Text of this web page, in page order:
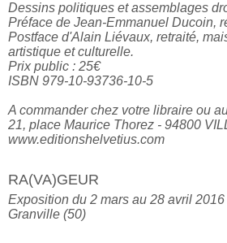
Dessins politiques et assemblages
Préface de Jean-Emmanuel Ducoin,
Postface d'Alain Liévaux, retraité,
artistique et culturelle.
Prix public : 25€
ISBN 979-10-93736-10-5
A commander chez votre libraire ou
21, place Maurice Thorez - 94800
www.editionshelvetius.com
RA(VA)GEUR
Exposition du 2 mars au 28 avril 2016
Granville (50)